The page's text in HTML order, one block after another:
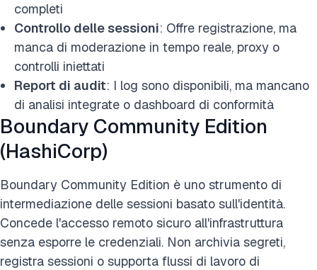
completi
Controllo delle sessioni: Offre registrazione, ma
manca di moderazione in tempo reale, proxy o
controlli iniettati
Report di audit: I log sono disponibili, ma mancano
di analisi integrate o dashboard di conformità
Boundary Community Edition
(HashiCorp)
Boundary Community Edition è uno strumento di
intermediazione delle sessioni basato sull'identità.
Concede l'accesso remoto sicuro all'infrastruttura
senza esporre le credenziali. Non archivia segreti,
registra sessioni o supporta flussi di lavoro di